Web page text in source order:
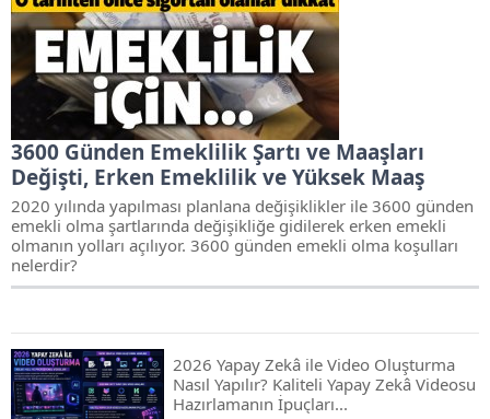
3600 Günden Emeklilik Şartı ve Maaşları
Değişti, Erken Emeklilik ve Yüksek Maaş
2020 yılında yapılması planlana değişiklikler ile 3600 günden
emekli olma şartlarında değişikliğe gidilerek erken emekli
olmanın yolları açılıyor. 3600 günden emekli olma koşulları
nelerdir?
2026 Yapay Zekâ ile Video Oluşturma
Nasıl Yapılır? Kaliteli Yapay Zekâ Videosu
Hazırlamanın İpuçları...